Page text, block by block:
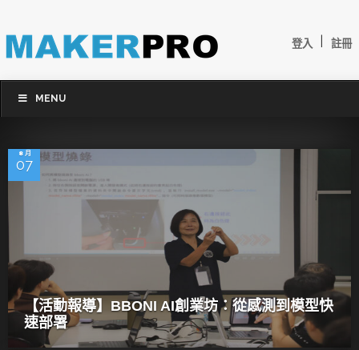
登入 註冊
MENU
8 月
07
【活動報導】BBONI AI創業坊：從感測到模型快
速部署